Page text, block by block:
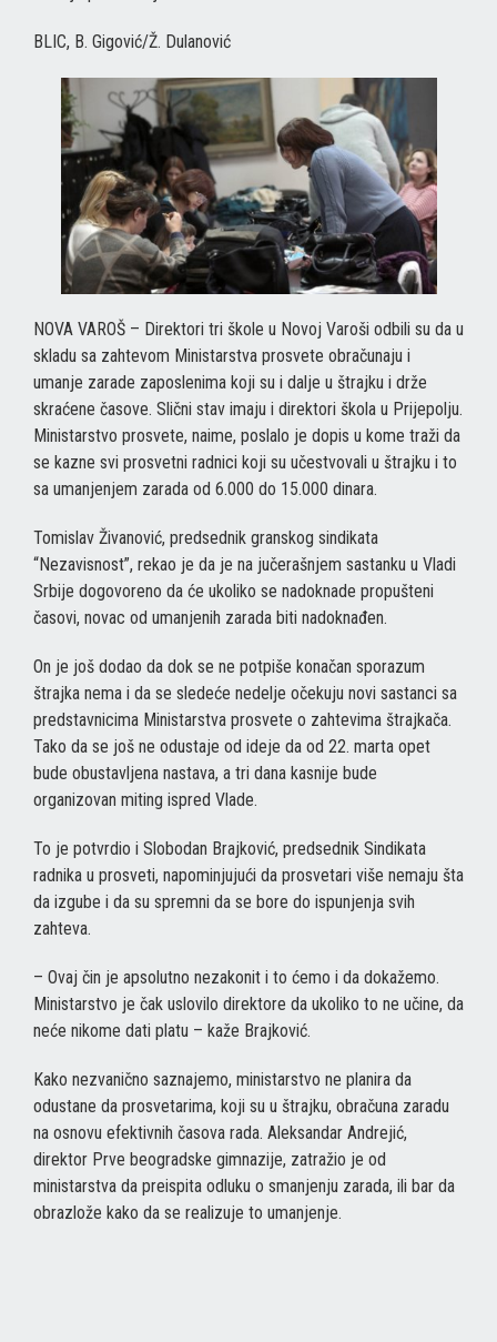
BLIC, B. Gigović/Ž. Dulanović
NOVA VAROŠ – Direktori tri škole u Novoj Varoši odbili su da u
skladu sa zahtevom Ministarstva prosvete obračunaju i
umanje zarade zaposlenima koji su i dalje u štrajku i drže
skraćene časove. Slični stav imaju i direktori škola u Prijepolju.
Ministarstvo prosvete, naime, poslalo je dopis u kome traži da
se kazne svi prosvetni radnici koji su učestvovali u štrajku i to
sa umanjenjem zarada od 6.000 do 15.000 dinara.
Tomislav Živanović, predsednik granskog sindikata
“Nezavisnost”, rekao je da je na jučerašnjem sastanku u Vladi
Srbije dogovoreno da će ukoliko se nadoknade propušteni
časovi, novac od umanjenih zarada biti nadoknađen.
On je još dodao da dok se ne potpiše konačan sporazum
štrajka nema i da se sledeće nedelje očekuju novi sastanci sa
predstavnicima Ministarstva prosvete o zahtevima štrajkača.
Tako da se još ne odustaje od ideje da od 22. marta opet
bude obustavljena nastava, a tri dana kasnije bude
organizovan miting ispred Vlade.
To je potvrdio i Slobodan Brajković, predsednik Sindikata
radnika u prosveti, napominjujući da prosvetari više nemaju šta
da izgube i da su spremni da se bore do ispunjenja svih
zahteva.
– Ovaj čin je apsolutno nezakonit i to ćemo i da dokažemo.
Ministarstvo je čak uslovilo direktore da ukoliko to ne učine, da
neće nikome dati platu – kaže Brajković.
Kako nezvanično saznajemo, ministarstvo ne planira da
odustane da prosvetarima, koji su u štrajku, obračuna zaradu
na osnovu efektivnih časova rada. Aleksandar Andrejić,
direktor Prve beogradske gimnazije, zatražio je od
ministarstva da preispita odluku o smanjenju zarada, ili bar da
obrazlože kako da se realizuje to umanjenje.